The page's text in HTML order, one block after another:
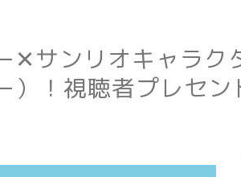
✕サンリオキャラク
）！視聴者プレセン